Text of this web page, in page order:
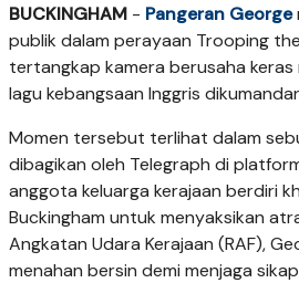
BUCKINGHAM - Pangeran George
publik dalam perayaan Trooping
tertangkap kamera berusaha
lagu kebangsaan Inggris
Momen tersebut terlihat dalam
dibagikan oleh Telegraph di
anggota keluarga kerajaan berdiri
Buckingham untuk menyaksikan
Angkatan Udara Kerajaan (RAF),
menahan bersin demi menjaga